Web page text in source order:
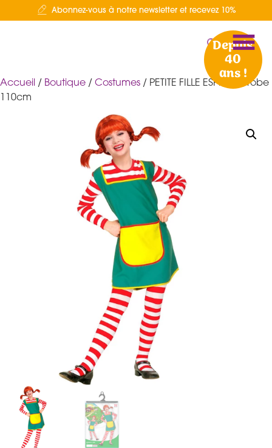
Abonnez-vous à notre newsletter et recevez 10%
Depuis
40
ans !
Accueil / Boutique / Costumes / PETITE FILLE ESPIEGLE robe
110cm